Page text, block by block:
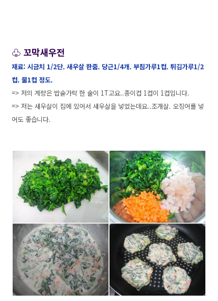
♧ 꼬막새우전
재료: 시금치 1/2단. 새우살 한줌. 당근1/4개. 부침가루1컵. 튀김가루1/2
컵. 물1컵 정도.
=> 저의 계량은 밥숟가락 한 술이 1T고요..종이컵 1컵이 1컵입니다.
=> 저는 새우살이 집에 있어서 새우살을 넣었는데요..조개살. 오징어를 넣
어도 좋습니다.